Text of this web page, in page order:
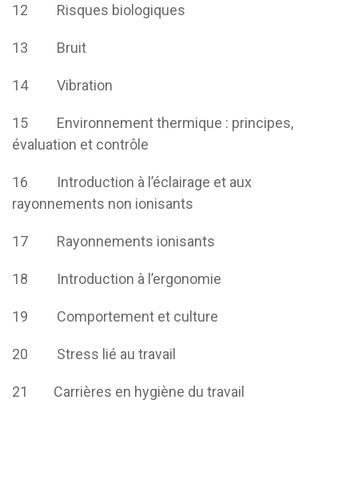
12 Risques biologiques
13 Bruit
14 Vibration
15 Environnement thermique : principes,
évaluation et contrôle
16 Introduction à l’éclairage et aux
rayonnements non ionisants
17 Rayonnements ionisants
18 Introduction à l’ergonomie
19 Comportement et culture
20 Stress lié au travail
21 Carrières en hygiène du travail